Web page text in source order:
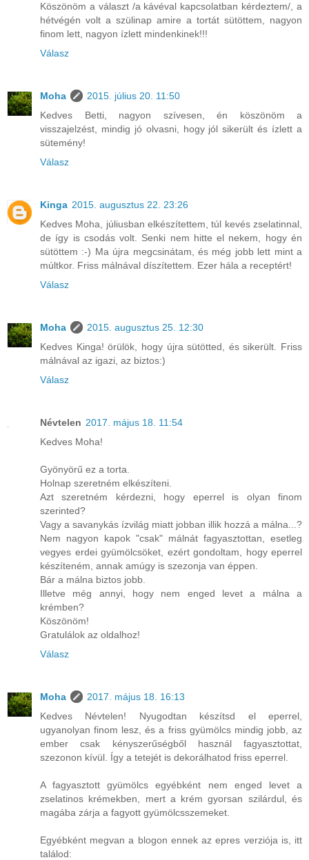
Köszönöm a választ /a kávéval kapcsolatban kérdeztem/, a
hétvégén volt a szülinap amire a tortát sütöttem, nagyon
finom lett, nagyon ízlett mindenkinek!!!
Válasz
Moha
2015. július 20. 11:50
Kedves Betti, nagyon szívesen, én köszönöm a
visszajelzést, mindig jó olvasni, hogy jól sikerült és ízlett a
sütemény!
Válasz
Kinga 2015. augusztus 22. 23:26
Kedves Moha, júliusban elkészítettem, túl kevés zselatinnal,
de így is csodás volt. Senki nem hitte el nekem, hogy én
sütöttem :-) Ma újra megcsinátam, és még jobb lett mint a
múltkor. Friss málnával díszítettem. Ezer hála a receptért!
Válasz
Moha
2015. augusztus 25. 12:30
Kedves Kinga! örülök, hogy újra sütötted, és sikerült. Friss
málnával az igazi, az biztos:)
Válasz
Névtelen 2017. május 18. 11:54
Kedves Moha!
Gyönyörű ez a torta.
Holnap szeretném elkészíteni.
Azt szeretném kérdezni, hogy eperrel is olyan finom
szerinted?
Vagy a savanykás ízvilág miatt jobban illik hozzá a málna...?
Nem nagyon kapok "csak" málnát fagyasztottan, esetleg
vegyes erdei gyümölcsöket, ezért gondoltam, hogy eperrel
készíteném, annak amúgy is szezonja van éppen.
Bár a málna biztos jobb.
Illetve még annyi, hogy nem enged levet a málna a
krémben?
Köszönöm!
Gratulálok az oldalhoz!
Válasz
Moha
2017. május 18. 16:13
Kedves Névtelen! Nyugodtan készítsd el eperrel,
ugyanolyan finom lesz, és a friss gyümölcs mindig jobb, az
ember csak kényszerűségből használ fagyasztottat,
szezonon kívül. Így a tetejét is dekorálhatod friss eperrel.
A fagyasztott gyümölcs egyébként nem enged levet a
zselatinos krémekben, mert a krém gyorsan szilárdul, és
magába zárja a fagyott gyümölcsszemeket.
Egyébként megvan a blogon ennek az epres verziója is, itt
találod: